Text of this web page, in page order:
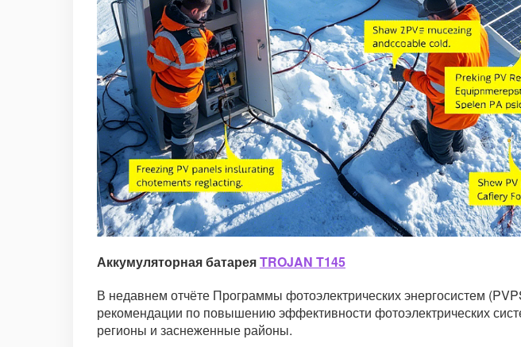
Аккумуляторная батареяTROJAN T145
В недавнем отчёте Программы фотоэлектрических энергосистем
рекомендации по повышению эффективности фотоэлектрических
регионы и заснеженные районы.